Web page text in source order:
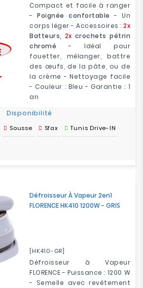
Compact et facile à ranger
- Poignée confortable - Un
corps léger - Accessoires : 2x
Batteurs, 2x crochets pétrin
chromé - Idéal pour
fouetter, mélanger, battre
des œufs, de la pâte, ou de
la crème - Nettoyage facile
- Couleur : Bleu - Garantie : 1
an
Disponibilité
Sousse Sfax Tunis Drive-IN
Défroisseur À Vapeur 2en1
FLORENCE HK410 1200W - GRIS
[HK410-GR]
Défroisseur à Vapeur
FLORENCE - Puissance : 1200 W
- Semelle avec revêtement